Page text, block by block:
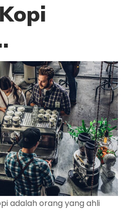
adalah orang yang ahli